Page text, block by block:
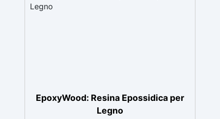
EpoxyWood: Resina Epossidica per
Legno